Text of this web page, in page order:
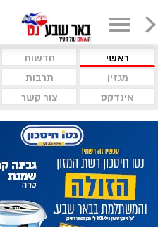
ראשי חדשות
מגזין
תרבות
אינדקס
צור קשר